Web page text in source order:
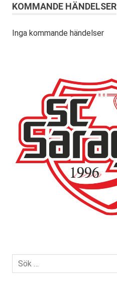
KOMMANDE HÄNDELSER
Inga kommande händelser